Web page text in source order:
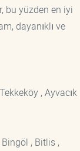
bu yüzden en iyi
dayanıklı ve
, Ayvacık
, Bitlis ,